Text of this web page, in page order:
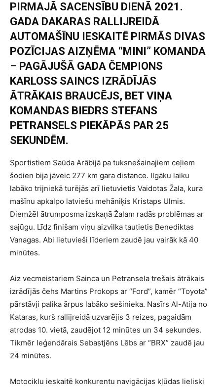
PIRMAJĀ SACENSĪBU DIENĀ 2021.
GADA DAKARAS RALLIJREIDĀ
AUTOMAŠĪNU IESKAITĒ PIRMĀS DIVAS
POZĪCIJAS AIZŅĒMA “MINI” KOMANDA
– PAGĀJUŠĀ GADA ČEMPIONS
KARLOSS SAINCS IZRĀDĪJĀS
ĀTRĀKAIS BRAUCĒJS, BET VIŅA
KOMANDAS BIEDRS STEFANS
PETRANSELS PIEKĀPĀS PAR 25
SEKUNDĒM.
Sportistiem Saūda Arābijā pa tuksnešainajiem ceļiem
šodien bija jāveic 277 km gara distance. Ilgāku laiku
labāko trijniekā turējās arī lietuvietis Vaidotas Žala, kura
mašīnu apkalpo latviešu mehāniķis Kristaps Ulmis.
Diemžēl ātrumposma izskaņā Žalam radās problēmas ar
sajūgu. Līdz finišam viņu aizvilka tautietis Benediktas
Vanagas. Abi lietuvieši līderiem zaudē jau vairāk kā 40
minūtes.
Aiz vecmeistariem Sainca un Petransela trešais ātrākais
izrādījās čehs Martins Prokops ar “Ford”, kamēr “Toyota”
pārstāvji palika ārpus labāko sešinieka. Nasīrs Al-Atija no
Kataras, kurš rallijreidā uzvarējis 3 reizes, pagaidām
atrodas 10. vietā, zaudējot 12 minūtes un 34 sekundes.
Tikmēr leģendārais Sebastjēns Lēbs ar “BRX” zaudē jau
24 minūtes.
Motociklu ieskaitē konkurentu navigācijas kļūdas lieliski